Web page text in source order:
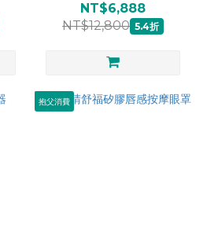
NT$6,888
NT$12,800 5.4折
抱父消費